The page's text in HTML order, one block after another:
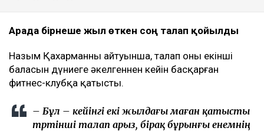
Арада бірнеше жыл өткен соң талап қойылды
Назым Қахарманның айтуынша, талап оның екінші
баласын дүниеге әкелгеннен кейін басқарған
фитнес-клубқа қатысты.
– Бұл – кейінгі екі жылдағы маған қатысты
төртінші талап арыз, бірақ бұрынғы енемнің